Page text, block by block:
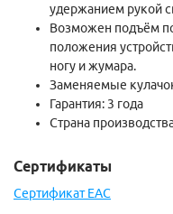
удержанием рукой
Возможен подъём
положения
ногу и жумара.
Заменяемые
Гарантия: 3 года
Страна
Сертификаты
Сертификат EAC